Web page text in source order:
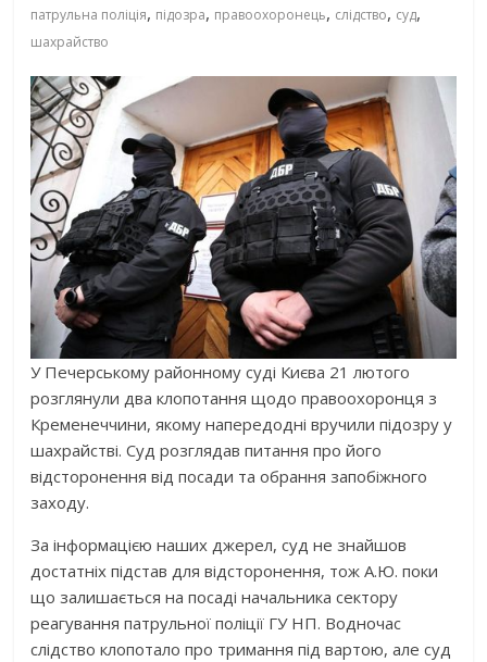
патрульна поліція, підозра, правоохоронець, слідство, суд,
шахрайство
У Печерському районному суді Києва 21 лютого
розглянули два клопотання щодо правоохоронця з
Кременеччини, якому напередодні вручили підозру у
шахрайстві. Суд розглядав питання про його
відсторонення від посади та обрання запобіжного
заходу.
За інформацією наших джерел, суд не знайшов
достатніх підстав для відсторонення, тож А.Ю. поки
що залишається на посаді начальника сектору
реагування патрульної поліції ГУ НП. Водночас
слідство клопотало про тримання під вартою, але суд